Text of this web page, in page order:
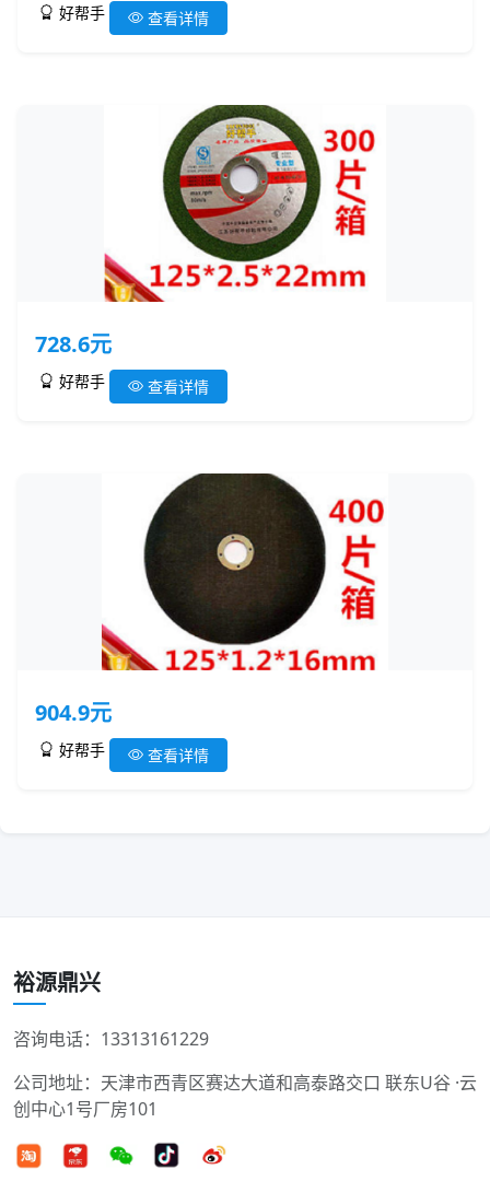
好帮手 查看详情
728.6元
好帮手 查看详情
904.9元
好帮手 查看详情
裕源鼎兴
咨询电话：13313161229
公司地址：天津市西青区赛达大道和高泰路交口 联东U谷 ·云
创中心1号厂房101